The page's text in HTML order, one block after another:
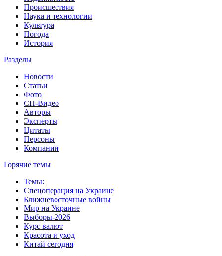
Происшествия
Наука и технологии
Культура
Погода
История
Разделы
Новости
Статьи
Фото
СП-Видео
Авторы
Эксперты
Цитаты
Персоны
Компании
Горячие темы
Темы:
Спецоперация на Украине
Ближневосточные войны
Мир на Украине
Выборы-2026
Курс валют
Красота и уход
Китай сегодня